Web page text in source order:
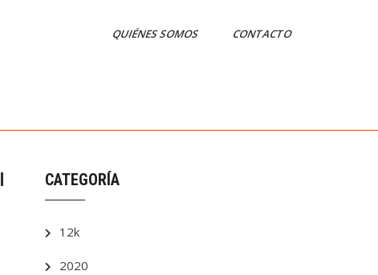
QUIÉNES SOMOS CONTACTO
CATEGORÍA
12k
2020